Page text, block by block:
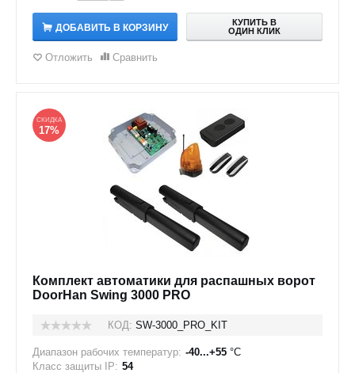
ДОБАВИТЬ В КОРЗИНУ
КУПИТЬ В
ОДИН КЛИК
Отложить Сравнить
СКИДКА
17%
Комплект автоматики для распашных ворот
DoorHan Swing 3000 PRO
КОД: SW-3000_PRO_KIT
Диапазон рабочих температур: -40...+55 °C
Класс защиты IP: 54